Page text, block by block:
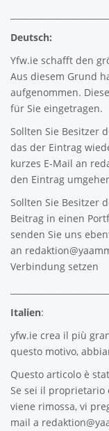
Deutsch:
Yfw.ie schafft den
Aus diesem Grund
aufgenommen.
für Sie eingetragen.
Sollten Sie Besitzer
das der Eintrag
kurzes E-Mail an
den Eintrag
Sollten Sie Besitzer
Beitrag in einen
senden Sie uns
an
Verbindung setzen
Italien:
yfw.ie crea il più
questo motivo,
Questo articolo è
Se sei il proprietario
viene rimossa, vi
mail a